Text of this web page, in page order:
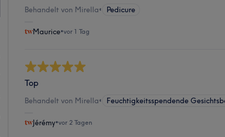
Behandelt von Mirella• Pedicure
Maurice•vor 1 Tag
Top
Behandelt von Mirella• Feuchtigkeitsspendende
Jérémy•vor 2 Tagen